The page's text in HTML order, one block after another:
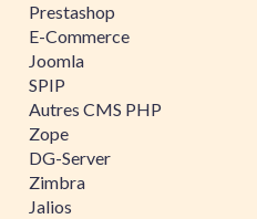
Prestashop
E-Commerce
Joomla
SPIP
Autres CMS PHP
Zope
DG-Server
Zimbra
Jalios